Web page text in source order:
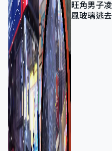
旺角男子
風玻璃逃去